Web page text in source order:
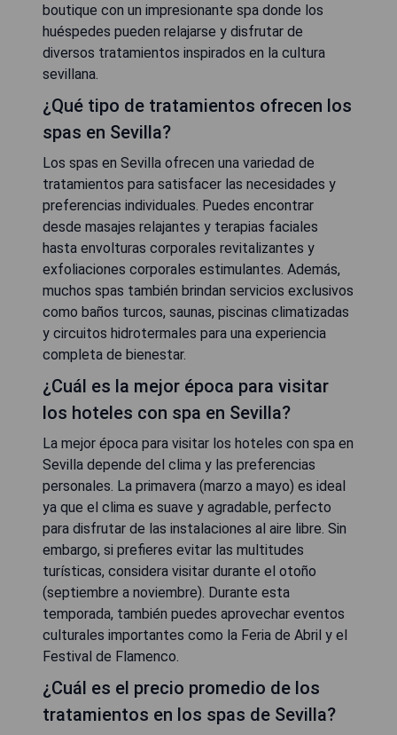
boutique con un impresionante spa donde los
huéspedes pueden relajarse y disfrutar de
diversos tratamientos inspirados en la cultura
sevillana.
¿Qué tipo de tratamientos ofrecen los
spas en Sevilla?
Los spas en Sevilla ofrecen una variedad de
tratamientos para satisfacer las necesidades y
preferencias individuales. Puedes encontrar
desde masajes relajantes y terapias faciales
hasta envolturas corporales revitalizantes y
exfoliaciones corporales estimulantes. Además,
muchos spas también brindan servicios exclusivos
como baños turcos, saunas, piscinas climatizadas
y circuitos hidrotermales para una experiencia
completa de bienestar.
¿Cuál es la mejor época para visitar
los hoteles con spa en Sevilla?
La mejor época para visitar los hoteles con spa en
Sevilla depende del clima y las preferencias
personales. La primavera (marzo a mayo) es ideal
ya que el clima es suave y agradable, perfecto
para disfrutar de las instalaciones al aire libre. Sin
embargo, si prefieres evitar las multitudes
turísticas, considera visitar durante el otoño
(septiembre a noviembre). Durante esta
temporada, también puedes aprovechar eventos
culturales importantes como la Feria de Abril y el
Festival de Flamenco.
¿Cuál es el precio promedio de los
tratamientos en los spas de Sevilla?